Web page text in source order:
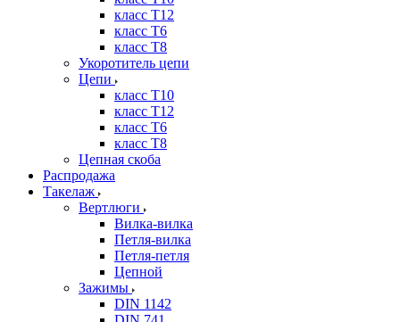
класс Т12
класс Т6
класс Т8
Укоротитель цепи
Цепи
класс Т10
класс Т12
класс Т6
класс Т8
Цепная скоба
Распродажа
Такелаж
Вертлюги
Вилка-вилка
Петля-вилка
Петля-петля
Цепной
Зажимы
DIN 1142